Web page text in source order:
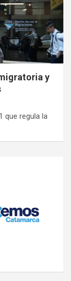
y
que regula la